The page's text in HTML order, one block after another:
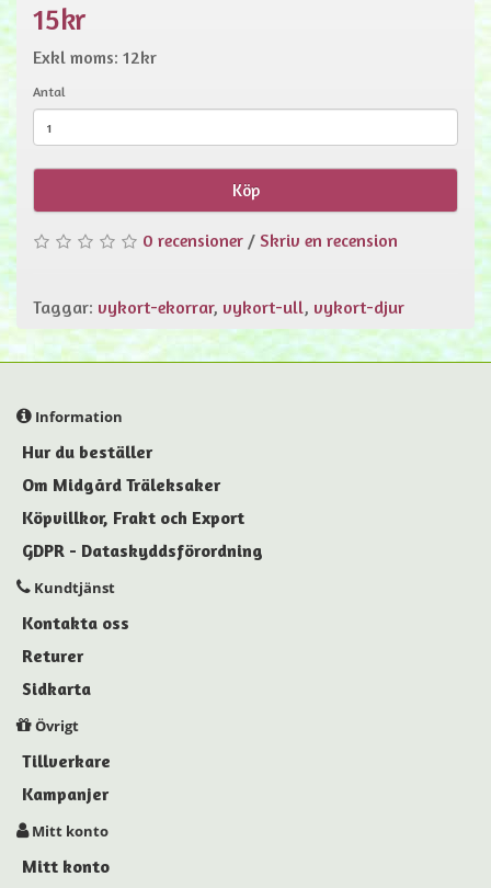
15kr
Exkl moms: 12kr
Antal
Köp
0 recensioner / Skriv en recension
Taggar: vykort-ekorrar, vykort-ull, vykort-djur
Information
Hur du beställer
Om Midgård Träleksaker
Köpvillkor, Frakt och Export
GDPR - Dataskyddsförordning
Kundtjänst
Kontakta oss
Returer
Sidkarta
Övrigt
Tillverkare
Kampanjer
Mitt konto
Mitt konto